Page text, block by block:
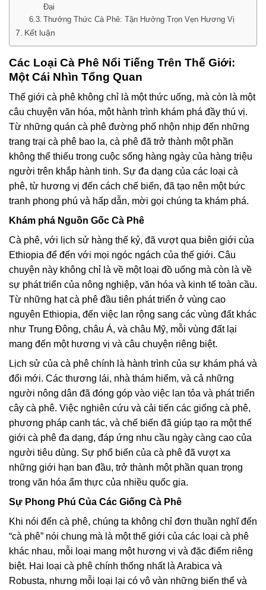
Đại
Thưởng Thức Cà Phê: Tận Hưởng Trọn Vẹn Hương Vị
Kết luận
Các Loại Cà Phê Nổi Tiếng Trên Thế Giới:
Một Cái Nhìn Tổng Quan
Thế giới cà phê không chỉ là một thức uống, mà còn là một
câu chuyện văn hóa, một hành trình khám phá đầy thú vị.
Từ những quán cà phê đường phố nhộn nhịp đến những
trang trại cà phê bao la, cà phê đã trở thành một phần
không thể thiếu trong cuộc sống hàng ngày của hàng triệu
người trên khắp hành tinh. Sự đa dạng của các loại cà
phê, từ hương vị đến cách chế biến, đã tạo nên một bức
tranh phong phú và hấp dẫn, mời gọi chúng ta khám phá.
Khám phá Nguồn Gốc Cà Phê
Cà phê, với lịch sử hàng thế kỷ, đã vượt qua biên giới của
Ethiopia để đến với mọi ngóc ngách của thế giới. Câu
chuyện này không chỉ là về một loại đồ uống mà còn là về
sự phát triển của nông nghiệp, văn hóa và kinh tế toàn cầu.
Từ những hạt cà phê đầu tiên phát triển ở vùng cao
nguyên Ethiopia, đến việc lan rộng sang các vùng đất khác
như Trung Đông, châu Á, và châu Mỹ, mỗi vùng đất lại
mang đến một hương vị và câu chuyện riêng biệt.
Lịch sử của cà phê chính là hành trình của sự khám phá và
đổi mới. Các thương lái, nhà thám hiểm, và cả những
người nông dân đã đóng góp vào việc lan tỏa và phát triển
cây cà phê. Việc nghiên cứu và cải tiến các giống cà phê,
phương pháp canh tác, và chế biến đã giúp tạo ra một thế
giới cà phê đa dạng, đáp ứng nhu cầu ngày càng cao của
người tiêu dùng. Sự phổ biến của cà phê đã vượt xa
những giới hạn ban đầu, trở thành một phần quan trọng
trong văn hóa ẩm thực của nhiều quốc gia.
Sự Phong Phú Của Các Giống Cà Phê
Khi nói đến cà phê, chúng ta không chỉ đơn thuần nghĩ đến
“cà phê” nói chung mà là một thế giới của các loại cà phê
khác nhau, mỗi loại mang một hương vị và đặc điểm riêng
biệt. Hai loại cà phê chính thống nhất là Arabica và
Robusta, nhưng mỗi loại lại có vô vàn những biến thể và